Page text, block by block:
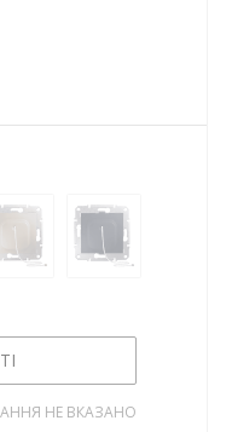
НЕ ВКАЗАНО